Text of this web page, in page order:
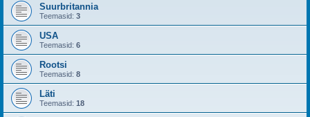
Suurbritannia
Teemasid: 3
USA
Teemasid: 6
Rootsi
Teemasid: 8
Läti
Teemasid: 18